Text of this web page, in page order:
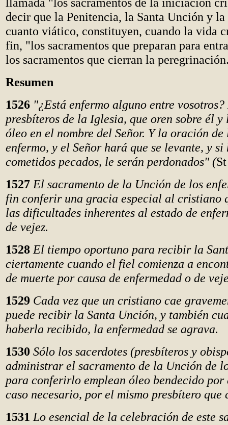
decir que la Penitencia, la Santa Unción y
cuanto viático, constituyen, cuando la vida
fin, "los sacramentos que preparan para
los sacramentos que cierran la
Resumen
1526 "¿Está enfermo alguno entre
presbíteros de la Iglesia, que oren sobre él
óleo en el nombre del Señor. Y la oración
enfermo, y el Señor hará que se levante, y si
cometidos pecados, le serán perdonados" (St
1527 El sacramento de la Unción de los
fin conferir una gracia especial al cristiano
las dificultades inherentes al estado de
de vejez.
1528 El tiempo oportuno para recibir la
ciertamente cuando el fiel comienza a
de muerte por causa de enfermedad o de
1529 Cada vez que un cristiano cae
puede recibir la Santa Unción, y también
haberla recibido, la enfermedad se agrava.
1530 Sólo los sacerdotes (presbíteros y
administrar el sacramento de la Unción de
para conferirlo emplean óleo bendecido por
caso necesario, por el mismo presbítero que
1531 Lo esencial de la celebración de este